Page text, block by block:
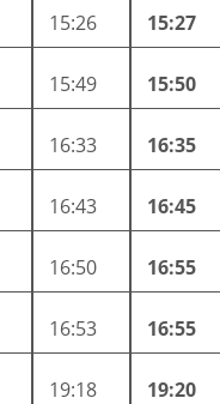
15:26 15:27
15:49 15:50
16:33 16:35
16:43 16:45
16:50 16:55
16:53 16:55
19:18 19:20